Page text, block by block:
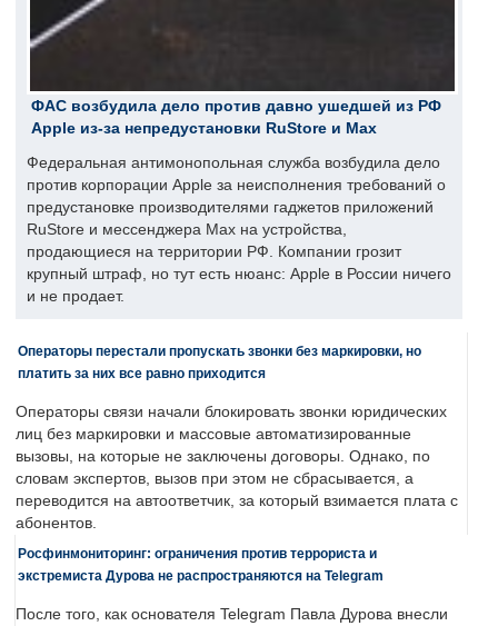
ФАС возбудила дело против давно ушедшей из РФ
Apple из-за непредустановки RuStore и Max
Федеральная антимонопольная служба возбудила дело
против корпорации Apple за неисполнения требований о
предустановке производителями гаджетов приложений
RuStore и мессенджера Max на устройства,
продающиеся на территории РФ. Компании грозит
крупный штраф, но тут есть нюанс: Apple в России ничего
и не продает.
Операторы перестали пропускать звонки без маркировки, но
платить за них все равно приходится
Операторы связи начали блокировать звонки юридических
лиц без маркировки и массовые автоматизированные
вызовы, на которые не заключены договоры. Однако, по
словам экспертов, вызов при этом не сбрасывается, а
переводится на автоответчик, за который взимается плата с
абонентов.
Росфинмониторинг: ограничения против террориста и
экстремиста Дурова не распространяются на Telegram
После того, как основателя Telegram Павла Дурова внесли